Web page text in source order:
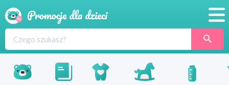
Produkty